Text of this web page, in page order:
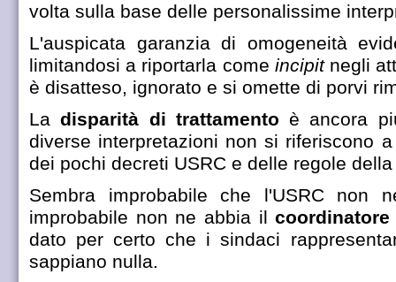
volta sulla base delle personalissime
L'auspicata garanzia di omogeneità
limitandosi a riportarla come incipit negli
è disatteso, ignorato e si omette di porvi
Ladisparità di trattamento è ancora
diverse interpretazioni non si riferiscono
dei pochi decreti USRC e delle regole
Sembra improbabile che l'USRC non
improbabile non ne abbia il
dato per certo che i sindaci
sappiano nulla.